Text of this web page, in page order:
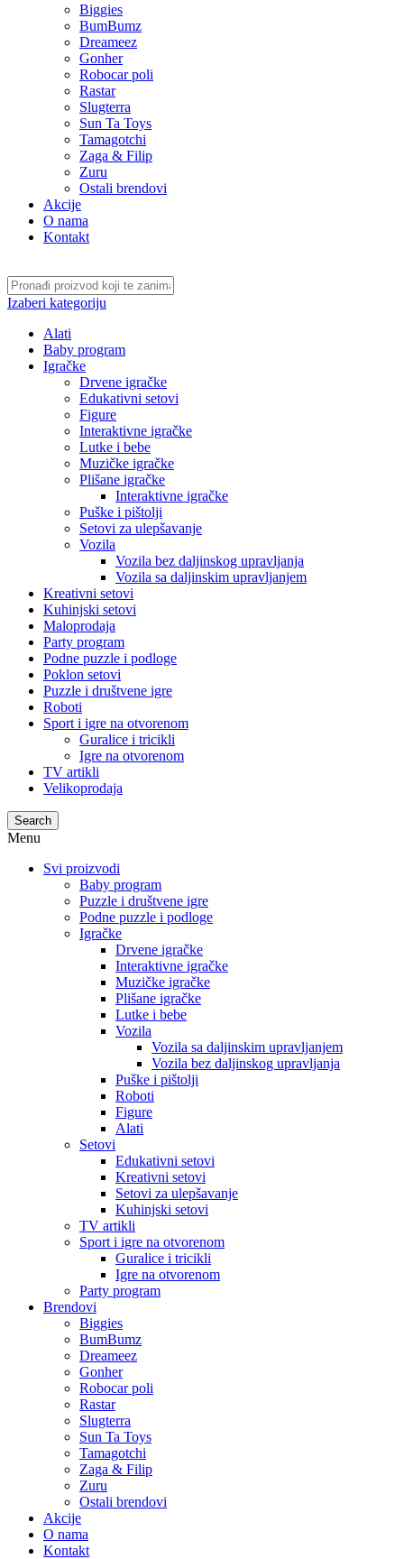
Biggies
BumBumz
Dreameez
Gonher
Robocar poli
Rastar
Slugterra
Sun Ta Toys
Tamagotchi
Zaga & Filip
Zuru
Ostali brendovi
Akcije
O nama
Kontakt
Izaberi kategoriju
Alati
Baby program
Igračke
Drvene igračke
Edukativni setovi
Figure
Interaktivne igračke
Lutke i bebe
Muzičke igračke
Plišane igračke
Interaktivne igračke
Puške i pištolji
Setovi za ulepšavanje
Vozila
Vozila bez daljinskog upravljanja
Vozila sa daljinskim upravljanjem
Kreativni setovi
Kuhinjski setovi
Maloprodaja
Party program
Podne puzzle i podloge
Poklon setovi
Puzzle i društvene igre
Roboti
Sport i igre na otvorenom
Guralice i tricikli
Igre na otvorenom
TV artikli
Velikoprodaja
Search
Menu
Svi proizvodi
Baby program
Puzzle i društvene igre
Podne puzzle i podloge
Igračke
Drvene igračke
Interaktivne igračke
Muzičke igračke
Plišane igračke
Lutke i bebe
Vozila
Vozila sa daljinskim upravljanjem
Vozila bez daljinskog upravljanja
Puške i pištolji
Roboti
Figure
Alati
Setovi
Edukativni setovi
Kreativni setovi
Setovi za ulepšavanje
Kuhinjski setovi
TV artikli
Sport i igre na otvorenom
Guralice i tricikli
Igre na otvorenom
Party program
Brendovi
Biggies
BumBumz
Dreameez
Gonher
Robocar poli
Rastar
Slugterra
Sun Ta Toys
Tamagotchi
Zaga & Filip
Zuru
Ostali brendovi
Akcije
O nama
Kontakt